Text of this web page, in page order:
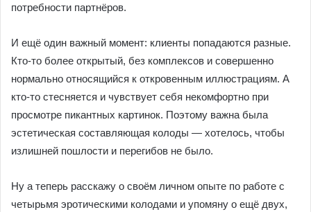
потребности партнёров.
И ещё один важный момент: клиенты попадаются разные.
Кто-то более открытый, без комплексов и совершенно
нормально относящийся к откровенным иллюстрациям. А
кто-то стесняется и чувствует себя некомфортно при
просмотре пикантных картинок. Поэтому важна была
эстетическая составляющая колоды — хотелось, чтобы
излишней пошлости и перегибов не было.
Ну а теперь расскажу о своём личном опыте по работе с
четырьмя эротическими колодами и упомяну о ещё двух,